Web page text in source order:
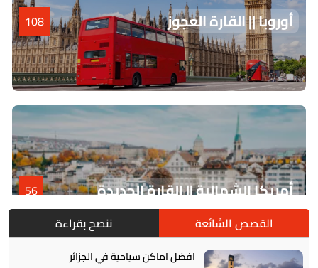
أوروبا || القارة العجوز 108
أمريكا الشمالية || القارة الجديدة 56
القصص الشائعة ننصح بقراءة
افضل اماكن سياحية في الجزائر